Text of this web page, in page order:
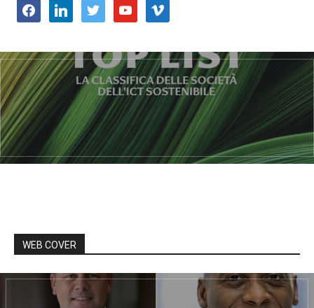
facebooklinkedin twitter youtube vimeo
WEB COVER